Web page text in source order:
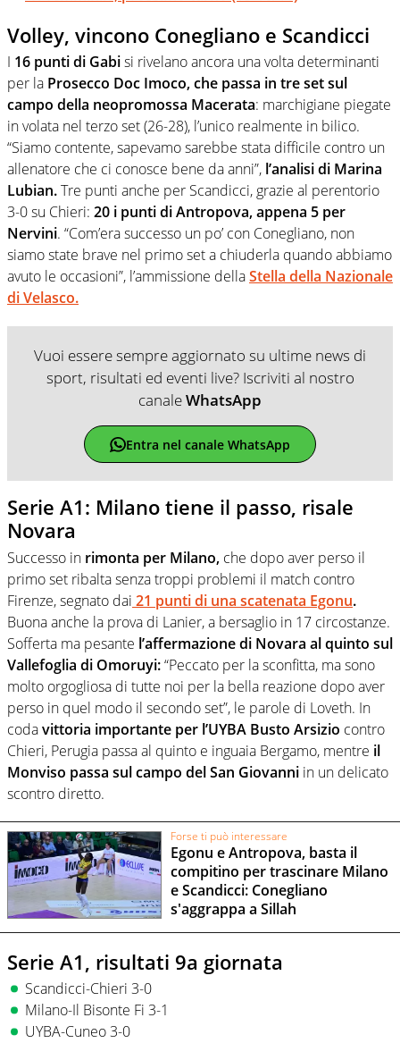
Volley, vincono Conegliano e Scandicci
I 16 punti di Gabisi rivelano ancora una volta determinanti
per la Prosecco Doc Imoco, che passa in tre set sul
campo della neopromossa Macerata: marchigiane piegate
in volata nel terzo set (26-28), l’unico realmente in bilico.
“Siamo contente, sapevamo sarebbe stata difficile contro un
allenatore che ci conosce bene da anni”, l’analisi di Marina
Lubian.Tre punti anche per Scandicci, grazie al perentorio
3-0 su Chieri: 20 i punti di Antropova, appena 5 per
Nervini. “Com’era successo un po’ con Conegliano, non
siamo state brave nel primo set a chiuderla quando abbiamo
avuto le occasioni”, l’ammissione dellaStella della Nazionale
di Velasco.
Vuoi essere sempre aggiornato su ultime news di
sport, risultati ed eventi live? Iscriviti al nostro
canaleWhatsApp
Entra nel canale WhatsApp
Serie A1: Milano tiene il passo, risale
Novara
Successo in rimonta per Milano, che dopo aver perso il
primo set ribalta senza troppi problemi il match contro
Firenze, segnato dai 21 punti di una scatenata Egonu.
Buona anche la prova di Lanier, a bersaglio in 17 circostanze.
Sofferta ma pesante l’affermazione di Novara al quinto sul
Vallefoglia di Omoruyi:“Peccato per la sconfitta, ma sono
molto orgogliosa di tutte noi per la bella reazione dopo aver
perso in quel modo il secondo set”, le parole di Loveth. In
codavittoria importante per l’UYBA Busto Arsizio contro
Chieri, Perugia passa al quinto e inguaia Bergamo, mentre il
Monviso passa sul campo del San Giovanni in un delicato
scontro diretto.
Forse ti può interessare
Egonu e Antropova, basta il
compitino per trascinare Milano
e Scandicci: Conegliano
s'aggrappa a Sillah
Serie A1, risultati 9a giornata
Scandicci-Chieri 3-0
Milano-Il Bisonte Fi 3-1
UYBA-Cuneo 3-0